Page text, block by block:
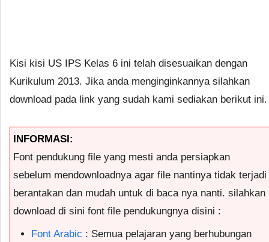
Kisi kisi US IPS Kelas 6 ini telah disesuaikan dengan
Kurikulum 2013. Jika anda menginginkannya silahkan
download pada link yang sudah kami sediakan berikut ini.
INFORMASI:
Font pendukung file yang mesti anda persiapkan
sebelum mendownloadnya agar file nantinya tidak terjadi
berantakan dan mudah untuk di baca nya nanti. silahkan
download di sini font file pendukungnya disini :
Font Arabic : Semua pelajaran yang berhubungan